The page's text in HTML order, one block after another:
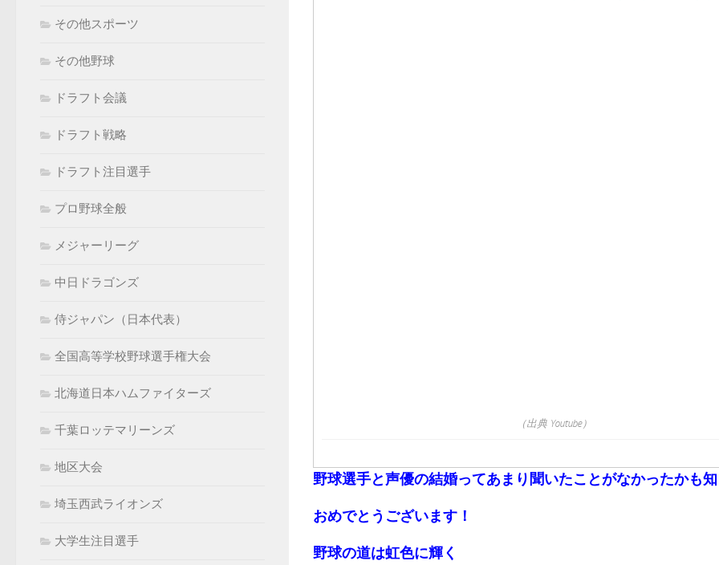
（出典 Youtube）
野球選手と声優の結婚ってあまり聞いたことがなかったかも
おめでとうございます！
野球の道は虹色に輝く
その他スポーツ
その他野球
ドラフト会議
ドラフト戦略
ドラフト注目選手
プロ野球全般
メジャーリーグ
中日ドラゴンズ
侍ジャパン（日本代表）
全国高等学校野球選手権大会
北海道日本ハムファイターズ
千葉ロッテマリーンズ
地区大会
埼玉西武ライオンズ
大学生注目選手